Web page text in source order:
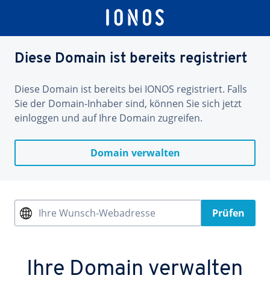
Diese Domain ist bereits registriert
Diese Domain ist bereits bei IONOS registriert. Falls
Sie der Domain-Inhaber sind, können Sie sich jetzt
einloggen und auf Ihre Domain zugreifen.
Domain verwalten
Ihre Wunsch-Webadresse Prüfen
Ihre Domain verwalten